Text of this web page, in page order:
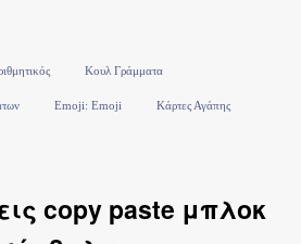
Κουλ Γράμματα
Emoji: Emoji Κάρτες Αγάπης
copy paste μπλοκ